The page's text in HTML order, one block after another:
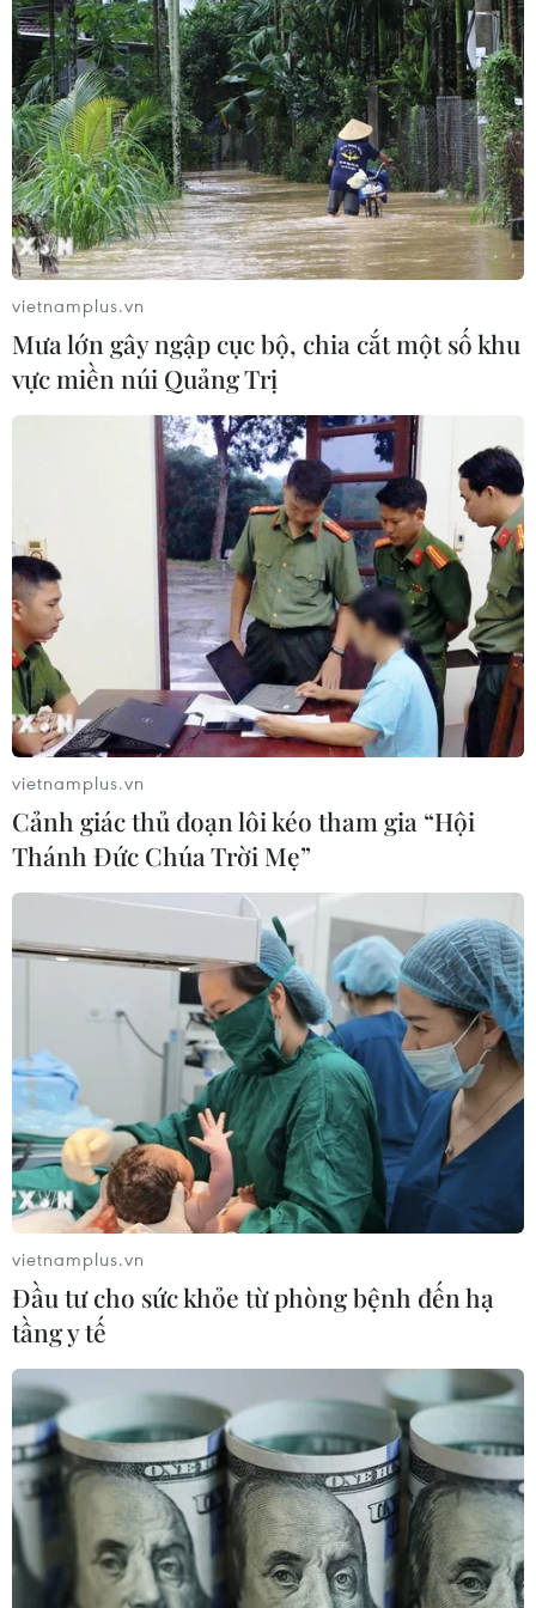
vietnamplus.vn
Mưa lớn gây ngập cục bộ, chia cắt một số khu
vực miền núi Quảng Trị
vietnamplus.vn
Cảnh giác thủ đoạn lôi kéo tham gia “Hội
Thánh Đức Chúa Trời Mẹ”
vietnamplus.vn
Đầu tư cho sức khỏe từ phòng bệnh đến hạ
tầng y tế